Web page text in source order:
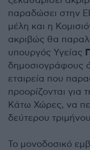
παραδώσει στην
μέλη και η
ακριβώς θα
υπουργός Υγείας
δημοσιογράφους
εταιρεία που
προορίζονται για
Κάτω Χώρες, να
δεύτερου
Το μονοδοσικό